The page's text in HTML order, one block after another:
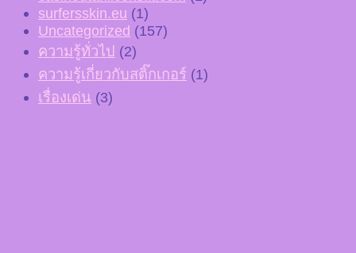
surfersskin.eu (1)
Uncategorized (157)
ความรู้ทั่วไป (2)
ความรู้เกี่ยวกับสติ๊กเกอร์ (1)
เรื่องเด่น (3)